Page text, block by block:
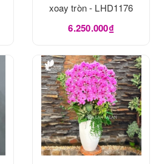
xoay tròn - LHD1176
6.250.000₫